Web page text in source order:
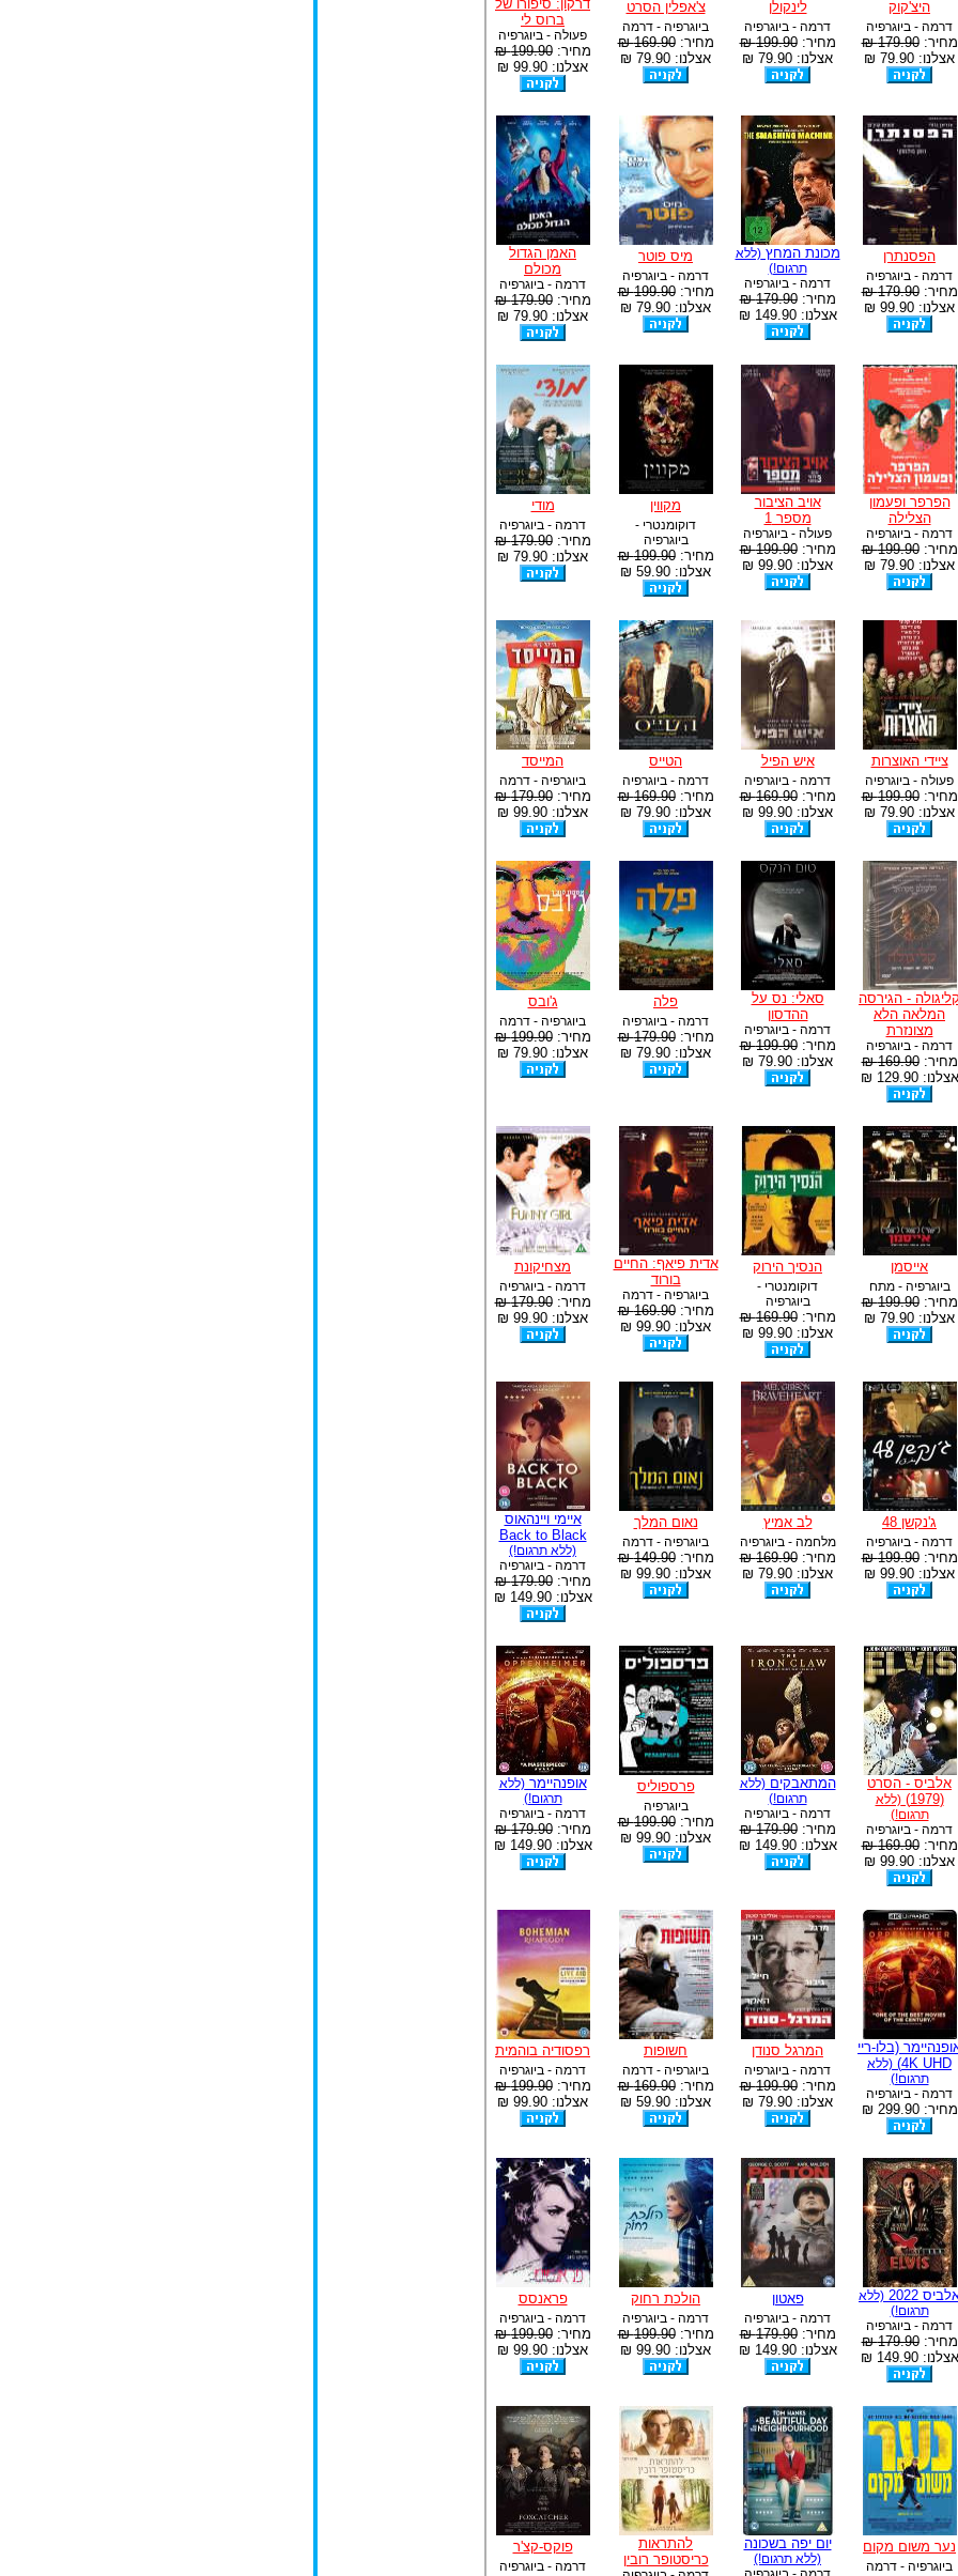
היצ'קוק
דרמה - ביוגרפיה
מחיר:179.90 ₪
אצלנו: 79.90 ₪
לינקולן
דרמה - ביוגרפיה
מחיר:199.90 ₪
אצלנו: 79.90 ₪
צ'אפלין הסרט
ביוגרפיה - דרמה
מחיר:169.90 ₪
אצלנו: 79.90 ₪
דרקון: סיפורו של
ברוס לי
פעולה - ביוגרפיה
מחיר:199.90 ₪
אצלנו: 99.90 ₪
הפסנתרן
דרמה - ביוגרפיה
מחיר:179.90 ₪
אצלנו: 99.90 ₪
מכונת המחץ(ללא
תרגום!)
דרמה - ביוגרפיה
מחיר:179.90 ₪
אצלנו: 149.90 ₪
מיס פוטר
דרמה - ביוגרפיה
מחיר:199.90 ₪
אצלנו: 79.90 ₪
האמן הגדול
מכולם
דרמה - ביוגרפיה
מחיר:179.90 ₪
אצלנו: 79.90 ₪
הפרפר ופעמון
הצלילה
דרמה - ביוגרפיה
מחיר:199.90 ₪
אצלנו: 79.90 ₪
אויב הציבור
מספר 1
פעולה - ביוגרפיה
מחיר:199.90 ₪
אצלנו: 99.90 ₪
מקווין
דוקומנטרי -
ביוגרפיה
מחיר:199.90 ₪
אצלנו: 59.90 ₪
מודי
דרמה - ביוגרפיה
מחיר:179.90 ₪
אצלנו: 79.90 ₪
ציידי האוצרות
פעולה - ביוגרפיה
מחיר:199.90 ₪
אצלנו: 79.90 ₪
איש הפיל
דרמה - ביוגרפיה
מחיר:169.90 ₪
אצלנו: 99.90 ₪
הטייס
דרמה - ביוגרפיה
מחיר:169.90 ₪
אצלנו: 79.90 ₪
המייסד
ביוגרפיה - דרמה
מחיר:179.90 ₪
אצלנו: 99.90 ₪
- הגירסה
המלאה הלא
מצונזרת
דרמה - ביוגרפיה
מחיר:169.90 ₪
אצלנו: 129.90 ₪
סאלי: נס על
ההדסון
דרמה - ביוגרפיה
מחיר:199.90 ₪
אצלנו: 79.90 ₪
פלה
דרמה - ביוגרפיה
מחיר:179.90 ₪
אצלנו: 79.90 ₪
ג'ובס
ביוגרפיה - דרמה
מחיר:199.90 ₪
אצלנו: 79.90 ₪
אייסמן
ביוגרפיה - מתח
מחיר:199.90 ₪
אצלנו: 79.90 ₪
הנסיך הירוק
דוקומנטרי -
ביוגרפיה
מחיר:169.90 ₪
אצלנו: 99.90 ₪
אדית פיאף: החיים
בורוד
ביוגרפיה - דרמה
מחיר:169.90 ₪
אצלנו: 99.90 ₪
מצחיקונת
דרמה - ביוגרפיה
מחיר:179.90 ₪
אצלנו: 99.90 ₪
ג'נקשן 48
דרמה - ביוגרפיה
מחיר:199.90 ₪
אצלנו: 99.90 ₪
לב אמיץ
מלחמה - ביוגרפיה
מחיר:169.90 ₪
אצלנו: 79.90 ₪
נאום המלך
ביוגרפיה - דרמה
מחיר:149.90 ₪
אצלנו: 99.90 ₪
איימי ויינהאוס
Back to Black
(ללא תרגום!)
דרמה - ביוגרפיה
מחיר:179.90 ₪
אצלנו: 149.90 ₪
אלביס - הסרט
(1979)
(ללא
תרגום!)
דרמה - ביוגרפיה
מחיר:169.90 ₪
אצלנו: 99.90 ₪
המתאבקים(ללא
תרגום!)
דרמה - ביוגרפיה
מחיר:179.90 ₪
אצלנו: 149.90 ₪
פרספוליס
ביוגרפיה
מחיר:199.90 ₪
אצלנו: 99.90 ₪
אופנהיימר(ללא
תרגום!)
דרמה - ביוגרפיה
מחיר:179.90 ₪
אצלנו: 149.90 ₪
(בלו-ריי
4K UHD) (ללא
תרגום!)
דרמה - ביוגרפיה
מחיר: 299.90 ₪
המרגל סנודן
דרמה - ביוגרפיה
מחיר:199.90 ₪
אצלנו: 79.90 ₪
חשופות
ביוגרפיה - דרמה
מחיר:169.90 ₪
אצלנו: 59.90 ₪
רפסודיה בוהמית
דרמה - ביוגרפיה
מחיר:199.90 ₪
אצלנו: 99.90 ₪
2022
(ללא
תרגום!)
דרמה - ביוגרפיה
מחיר:179.90 ₪
אצלנו: 149.90 ₪
פאטון
דרמה - ביוגרפיה
מחיר:179.90 ₪
אצלנו: 149.90 ₪
הולכת רחוק
דרמה - ביוגרפיה
מחיר:199.90 ₪
אצלנו: 99.90 ₪
פראנסס
דרמה - ביוגרפיה
מחיר:199.90 ₪
אצלנו: 99.90 ₪
נער משום מקום
ביוגרפיה - דרמה
יום יפה בשכונה
(ללא תרגום!)
להתראות
כריסטופר רובין
פוקס-קצ'ר
דרמה - ביוגרפיה